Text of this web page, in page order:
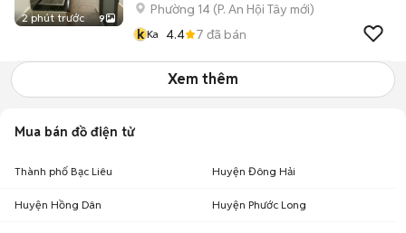
2 phút trước 9
Phường 14 (P. An Hội Tây mới)
k Ka 4.4 7 đã bán
Xem thêm
Mua bán đồ điện tử
Thành phố Bạc Liêu Huyện Đông Hải
Huyện Hồng Dân Huyện Phước Long